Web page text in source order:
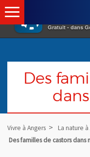
×
Gratuit - dans
Des
Vivre à Angers La nature à
Des familles de castors dans